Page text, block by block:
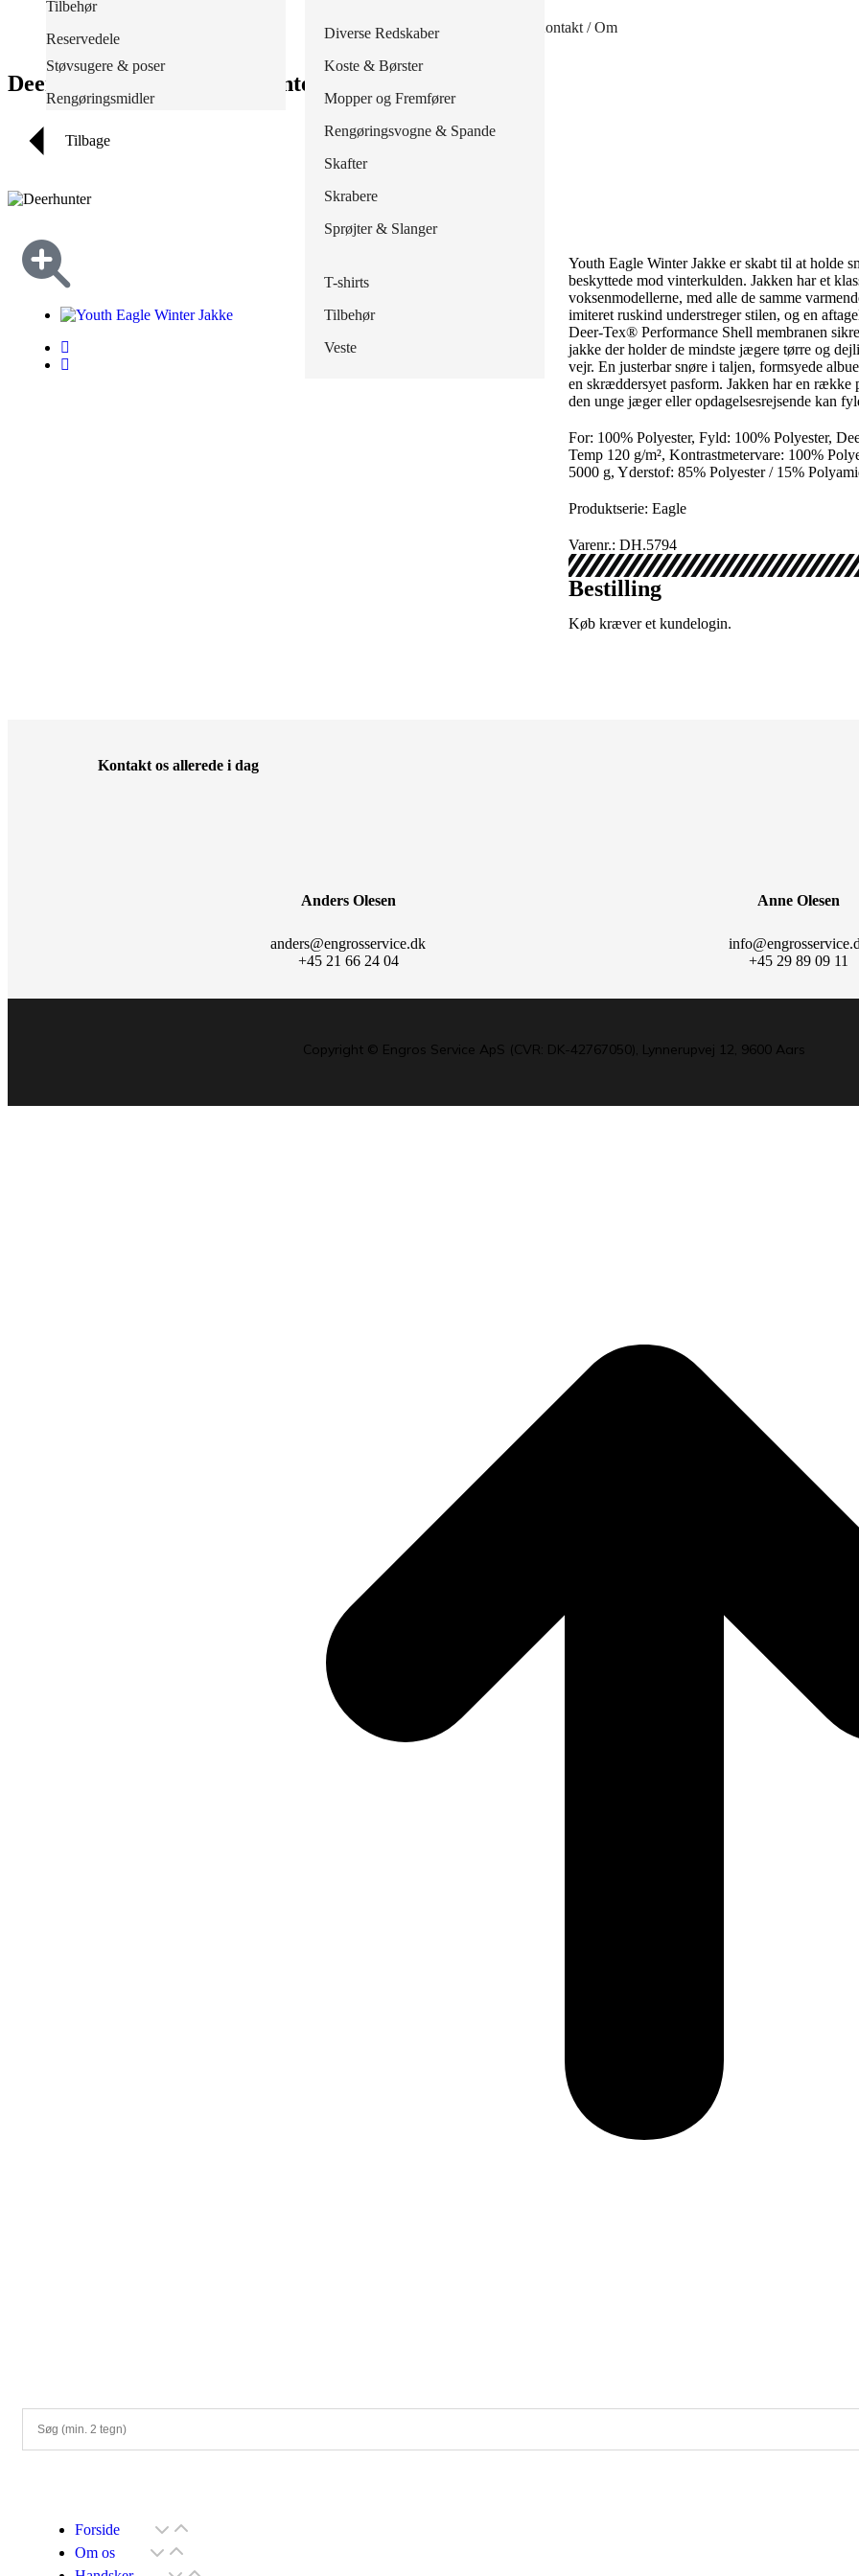
T-shirts
Tilbehør
Veste
Redskaber
Diverse Redskaber
Koste & Børster
Mopper og Fremfører
Rengøringsvogne & Spande
Skafter
Skrabere
Sprøjter & Slanger
Støvsugere & poser
Rengøringsmidler
Tilbehør
Reservedele
Kontakt / Om
Deerhunter Youth Eagle Winter Jakke
Tilbage
Youth Eagle Winter Jakke er skabt til at holde
beskyttede mod vinterkulden. Jakken har et
voksenmodellerne, med alle de samme
imiteret ruskind understreger stilen, og en
Deer-Tex® Performance Shell membranen
jakke der holder de mindste jægere tørre og
vejr. En justerbar snøre i taljen, formsyede
en skræddersyet pasform. Jakken har en række
den unge jæger eller opdagelsesrejsende kan
For: 100% Polyester, Fyld: 100% Polyester,
Temp 120 g/m², Kontrastmetervare: 100%
5000 g, Yderstof: 85% Polyester / 15%
Produktserie: Eagle
Varenr.: DH.5794
Bestilling
Køb kræver et kundelogin.
Kontakt os allerede i dag
Anders Olesen
anders@engrosservice.dk
+45 21 66 24 04
Anne Olesen
+45 29 89 09 11
Copyright © Engros Service ApS (CVR: DK-42767050), Lynnerupvej 12, 9600 Aars
Forside
Om os